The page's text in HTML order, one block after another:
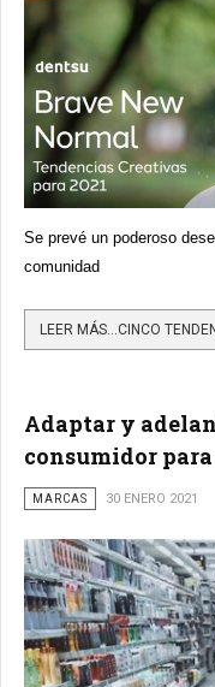
Se prevé un poderoso
comunidad
Adaptar y
consumidor
MARCAS 30 ENERO 2021